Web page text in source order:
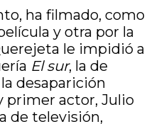
ha filmado, como
y otra por la
le impidió a
El sur, la de
desaparición
primer actor, Julio
de televisión,